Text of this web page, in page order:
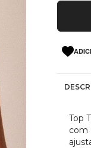
Top
com